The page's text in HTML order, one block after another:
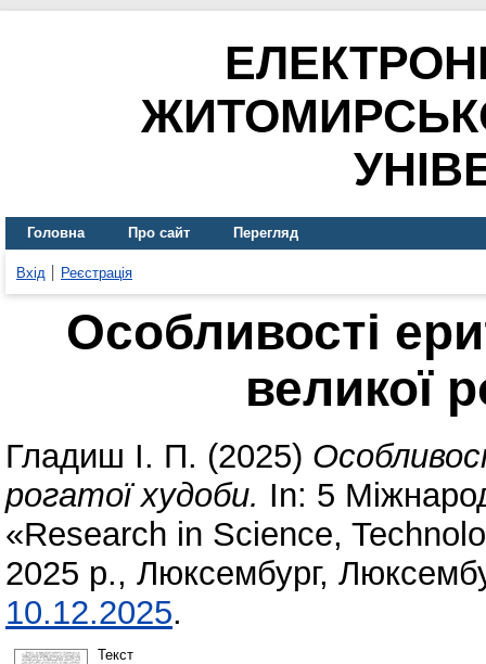
Головна Про сайт Перегляд
Вхід Реєстрація
Особливості
великої
Гладиш І. П. (2025)
рогатої худоби. In: 5
«Research in Science,
2025 р., Люксембург,
10.12.2025.
Текст